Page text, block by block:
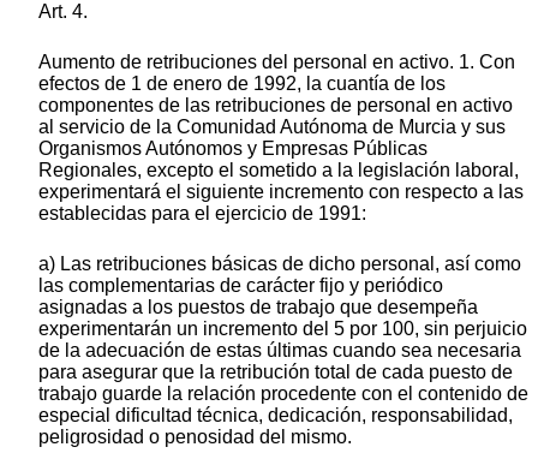
Art. 4.
Aumento de retribuciones del personal en activo. 1. Con
efectos de 1 de enero de 1992, la cuantía de los
componentes de las retribuciones de personal en activo
al servicio de la Comunidad Autónoma de Murcia y sus
Organismos Autónomos y Empresas Públicas
Regionales, excepto el sometido a la legislación laboral,
experimentará el siguiente incremento con respecto a las
establecidas para el ejercicio de 1991:
a) Las retribuciones básicas de dicho personal, así como
las complementarias de carácter fijo y periódico
asignadas a los puestos de trabajo que desempeña
experimentarán un incremento del 5 por 100, sin perjuicio
de la adecuación de estas últimas cuando sea necesaria
para asegurar que la retribución total de cada puesto de
trabajo guarde la relación procedente con el contenido de
especial dificultad técnica, dedicación, responsabilidad,
peligrosidad o penosidad del mismo.